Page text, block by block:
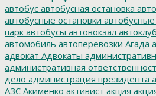
автобус автобусная остановка
автобусные остановки
парк автобусы автовокзал автоклуб
автомобиль автоперевозки Агада
адвокат Адвокаты
административная
дело администрация президента
АЗС Акименко активист акция